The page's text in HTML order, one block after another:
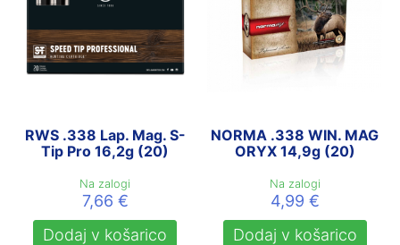
RWS .338 Lap. Mag. S-
Tip Pro 16,2g (20)
Na zalogi
7,66 €
Dodaj v košarico
NORMA .338 WIN. MAG
ORYX 14,9g (20)
Na zalogi
4,99 €
Dodaj v košarico